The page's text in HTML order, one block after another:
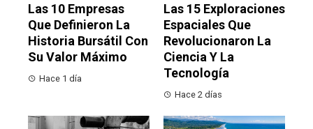
Las 10 Empresas
Que Definieron La
Historia Bursátil Con
Su Valor Máximo
Hace 1 día
Las 15 Exploraciones
Espaciales Que
Revolucionaron La
Ciencia Y La
Tecnología
Hace 2 días